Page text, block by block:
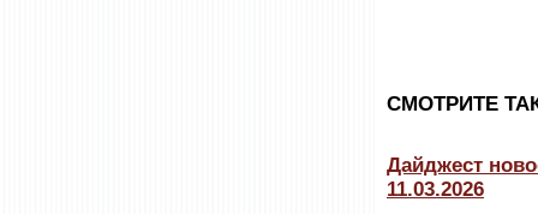
CМОТРИТЕ
Дайджест
11.03.2026